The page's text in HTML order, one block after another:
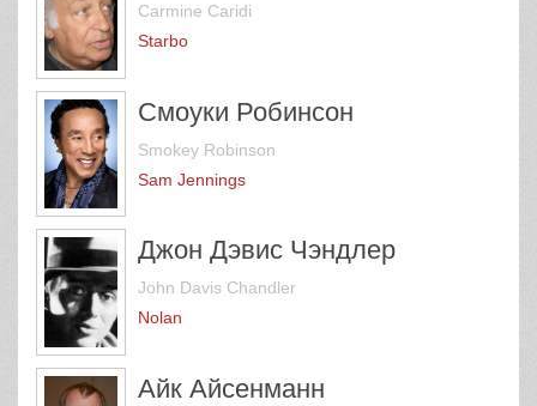
Carmine Caridi
Starbo
Смоуки Робинсон
Smokey Robinson
Sam Jennings
Джон Дэвис Чэндлер
John Davis Chandler
Nolan
Айк Айсенманн